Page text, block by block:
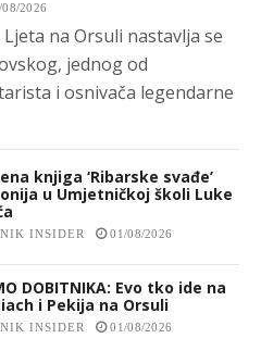
2026
na Orsuli nastavlja se
jednog od
i osnivača legendarne
knjiga ‘Ribarske svađe’
u Umjetničkoj školi Luke
INSIDER 01/08/2026
DOBITNIKA: Evo tko ide na
i Pekija na Orsuli
INSIDER 01/08/2026